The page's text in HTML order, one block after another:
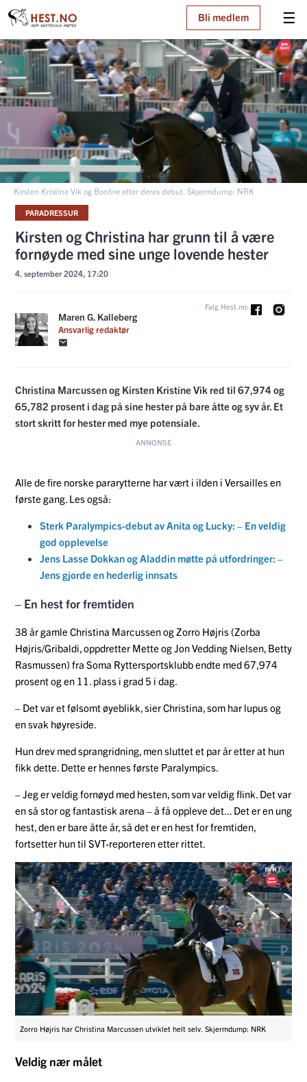
☰
Bli medlem
Kirsten Kristine Vik og Bonfire etter deres debut. Skjermdump: NRK
PARADRESSUR
Kirsten og Christina har grunn til å være
fornøyde med sine unge lovende hester
4. september 2024, 17:20
Maren G. Kalleberg
Ansvarlig redaktør
Følg Hest.no:
Christina Marcussen og Kirsten Kristine Vik red til 67,974 og
65,782 prosent i dag på sine hester på bare åtte og syv år. Et
stort skritt for hester med mye potensiale.
Alle de fire norske pararytterne har vært i ilden i Versailles en
første gang. Les også:
Sterk Paralympics-debut av Anita og Lucky: – En veldig
god opplevelse
Jens Lasse Dokkan og Aladdin møtte på utfordringer: –
Jens gjorde en hederlig innsats
– En hest for fremtiden
38 år gamle Christina Marcussen og Zorro Højris (Zorba
Højris/Gribaldi, oppdretter Mette og Jon Vedding Nielsen, Betty
Rasmussen) fra Soma Ryttersportsklubb endte med 67,974
prosent og en 11. plass i grad 5 i dag.
– Det var et følsomt øyeblikk, sier Christina, som har lupus og
en svak høyreside.
Hun drev med sprangridning, men sluttet et par år etter at hun
fikk dette. Dette er hennes første Paralympics.
– Jeg er veldig fornøyd med hesten, som var veldig flink. Det var
en så stor og fantastisk arena – å få oppleve det... Det er en ung
hest, den er bare åtte år, så det er en hest for fremtiden,
fortsetter hun til SVT-reporteren etter rittet.
Zorro Højris har Christina Marcussen utviklet helt selv. Skjermdump: NRK
Veldig nær målet